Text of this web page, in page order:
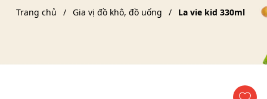
Trang chủ Gia vị đồ khô, đồ uống La vie kid 330ml